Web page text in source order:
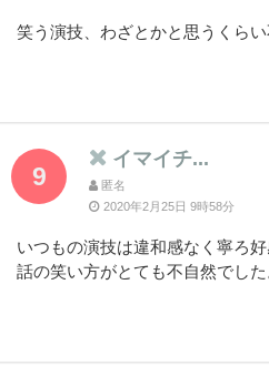
笑う演技、わざとかと思うくら
9
イマイチ...
匿名
2020年2月25日 9時58分
いつもの演技は違和感なく寧ろ
話の笑い方がとても不自然でした